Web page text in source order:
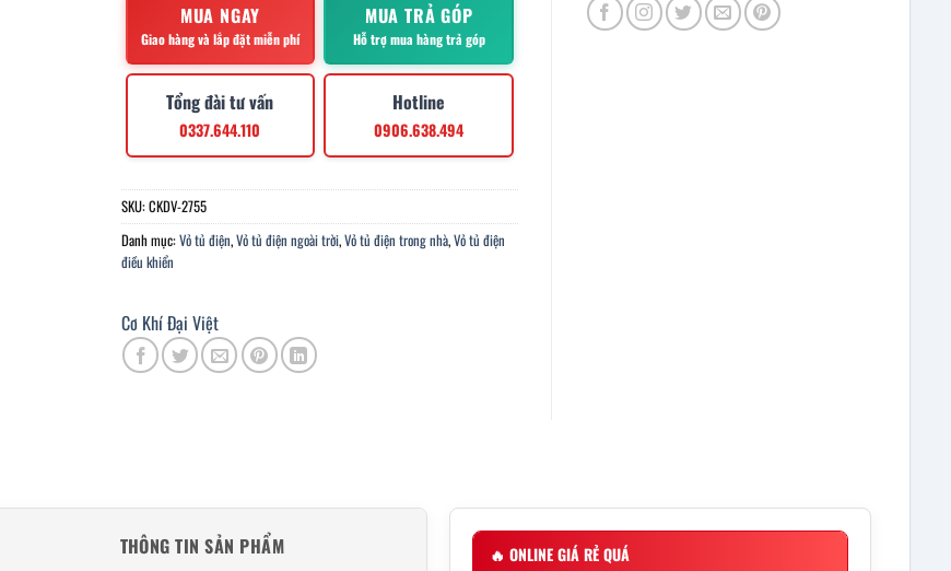
MUA NGAY
Giao hàng và lắp đặt miễn phí
MUA TRẢ GÓP
Hỗ trợ mua hàng trả góp
Tổng đài tư vấn
0337.644.110
Hotline
0906.638.494
SKU:CKDV-2755
Danh mục:Vỏ tủ điện,Vỏ tủ điện ngoài trời,Vỏ tủ điện trong nhà,Vỏ tủ điện
điều khiển
Cơ Khí Đại Việt
THÔNG TIN SẢN PHẨM 🔥 ONLINE GIÁ RẺ QUÁ